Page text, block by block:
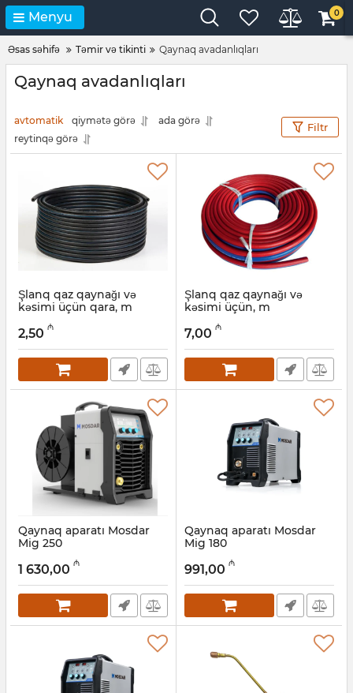
Menyu 0
Əsas səhifə Təmir və tikinti Qaynaq avadanlıqları
Qaynaq avadanlıqları
avtomatik qiymətə görə
ada görə
reytinqə görə
Filtr
Şlanq qaz qaynağı və
kəsimi üçün qara, m
2,50 ₼
Şlanq qaz qaynağı və
kəsimi üçün, m
017011135
7,00 ₼
Qaynaq aparatı Mosdar
Mig 250
017011133
1 630,00 ₼
Qaynaq aparatı Mosdar
Mig 180
017011132
991,00 ₼